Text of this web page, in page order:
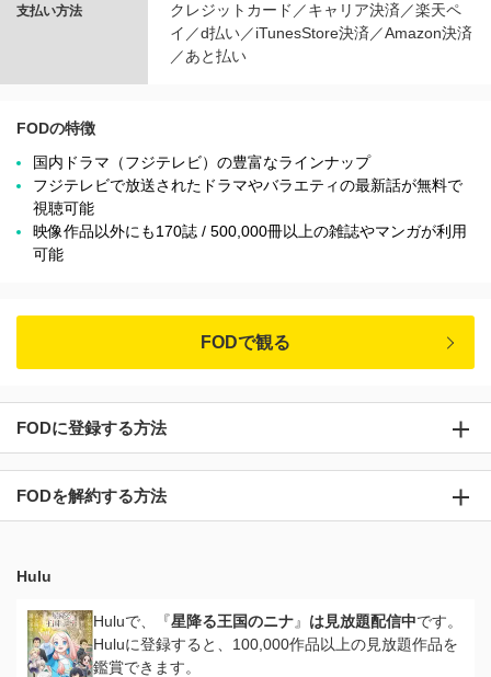
支払い方法
クレジットカード／キャリア決済／楽天ペ
イ／d払い／iTunesStore決済／Amazon決済
／あと払い
FODの特徴
国内ドラマ（フジテレビ）の豊富なラインナップ
フジテレビで放送されたドラマやバラエティの最新話が無料で
視聴可能
映像作品以外にも170誌 / 500,000冊以上の雑誌やマンガが利用
可能
FODで観る
FODに登録する方法
FODを解約する方法
Hulu
Huluで、『星降る王国のニナ』 は見放題配信中です。
Huluに登録すると、100,000作品以上の見放題作品を
鑑賞できます。